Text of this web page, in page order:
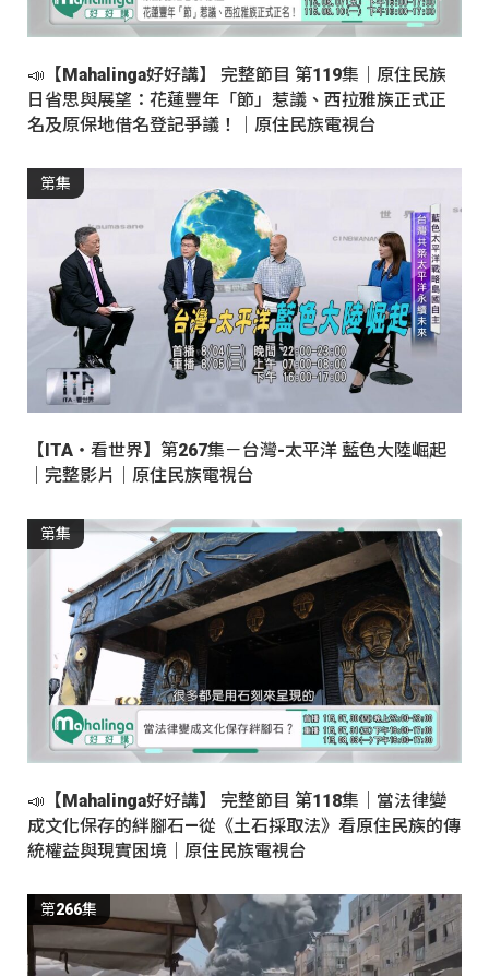
📣【Mahalinga好好講】 完整節目 第119集｜原住民族
日省思與展望：花蓮豐年「節」惹議、西拉雅族正式正
名及原保地借名登記爭議！｜原住民族電視台
第集
【ITA・看世界】第267集－台灣-太平洋 藍色大陸崛起
｜完整影片｜原住民族電視台
第集
📣【Mahalinga好好講】 完整節目 第118集｜當法律變
成文化保存的絆腳石—從《土石採取法》看原住民族的傳
統權益與現實困境｜原住民族電視台
第266集